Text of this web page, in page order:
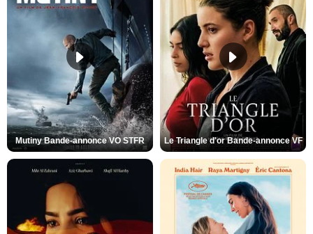
Mutiny Bande-annonce VO STFR Le Triangle d'or Bande-annonce VF